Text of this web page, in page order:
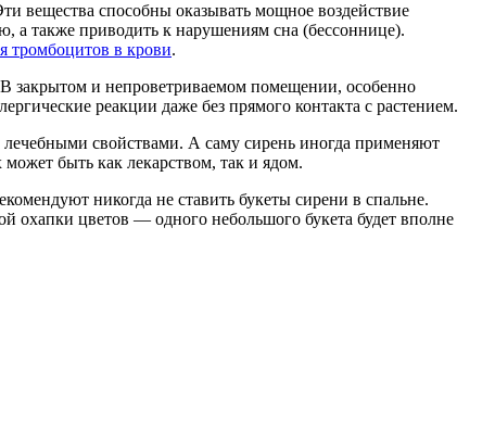
вещества способны оказывать мощное воздействие
а также приводить к нарушениям сна (бессоннице).
тромбоцитов в крови.
закрытом и непроветриваемом помещении, особенно
реакции даже без прямого контакта с растением.
лечебными свойствами. А саму сирень иногда применяют
быть как лекарством, так и ядом.
никогда не ставить букеты сирени в спальне.
охапки цветов — одного небольшого букета будет вполне